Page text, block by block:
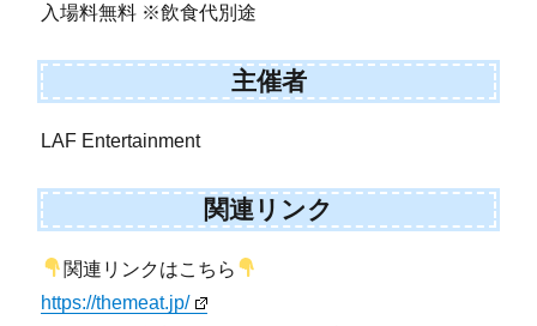
入場料無料 ※飲食代別途
主催者
LAF Entertainment
関連リンク
関連リンクはこちら
https://themeat.jp/